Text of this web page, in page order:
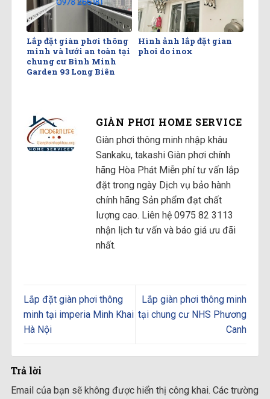
Lắp đặt giàn phơi thông
minh và lưới an toàn tại
chung cư Bình Minh
Garden 93 Long Biên
Hình ảnh lắp đặt gian
phoi do inox
GIÀN PHƠI HOME SERVICE
Giàn phơi thông minh nhập khâu
Sankaku, takashi Giàn phơi chính
hãng Hòa Phát Miễn phí tư vấn lắp
đặt trong ngày Dịch vụ bảo hành
chính hãng Sản phẩm đạt chất
lượng cao. Liên hệ 0975 82 3113
nhận lịch tư vấn và báo giá ưu đãi
nhất.
Lắp đặt giàn phơi thông
minh tại imperia Minh Khai
Hà Nội
Lắp giàn phơi thông minh
tại chung cư NHS Phương
Canh
Trả lời
Email của bạn sẽ không được hiển thị công khai. Các trường